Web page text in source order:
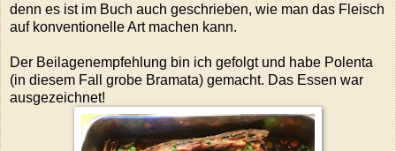
denn es ist im Buch auch geschrieben, wie man das Fleisch
auf konventionelle Art machen kann.
Der Beilagenempfehlung bin ich gefolgt und habe Polenta
(in diesem Fall grobe Bramata) gemacht. Das Essen war
ausgezeichnet!